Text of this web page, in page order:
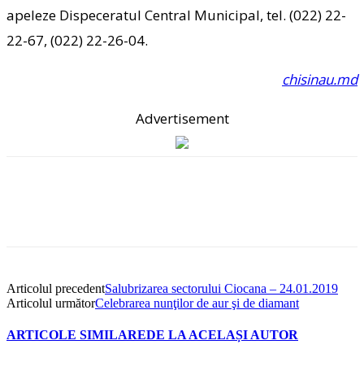
apeleze Dispeceratul Central Municipal, tel. (022) 22-
22-67, (022) 22-26-04.
chisinau.md
Advertisement
Articolul precedentSalubrizarea sectorului Ciocana – 24.01.2019
Articolul următorCelebrarea nunţilor de aur şi de diamant
ARTICOLE SIMILAREDE LA ACELAȘI AUTOR